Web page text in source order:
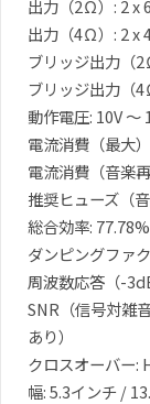
出力（2Ω）: 2 x
出力（4Ω）: 2 x
ブリッジ出力（
ブリッジ出力（
動作電圧: 10V ～
電流消費（最大
電流消費（音楽
推奨ヒューズ（
総合効率: 77.78%
ダンピングファ
周波数応答（-
SNR（信号対雑
あり）
クロスオーバー:
幅: 5.3インチ /